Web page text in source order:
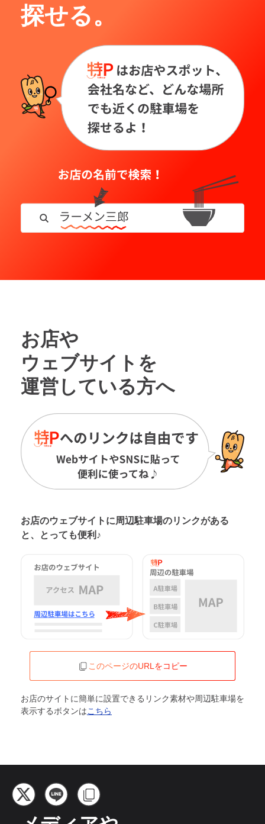
探せる。
お店や
ウェブサイトを
運営している方へ
お店のウェブサイトに周辺駐車場のリンクがある
と、とっても便利♪
このページのURLをコピー
お店のサイトに簡単に設置できるリンク素材や周辺駐車場を
表示するボタンはこちら